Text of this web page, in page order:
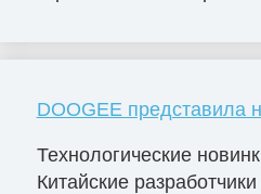
DOOGEE представила
Технологические
Китайские